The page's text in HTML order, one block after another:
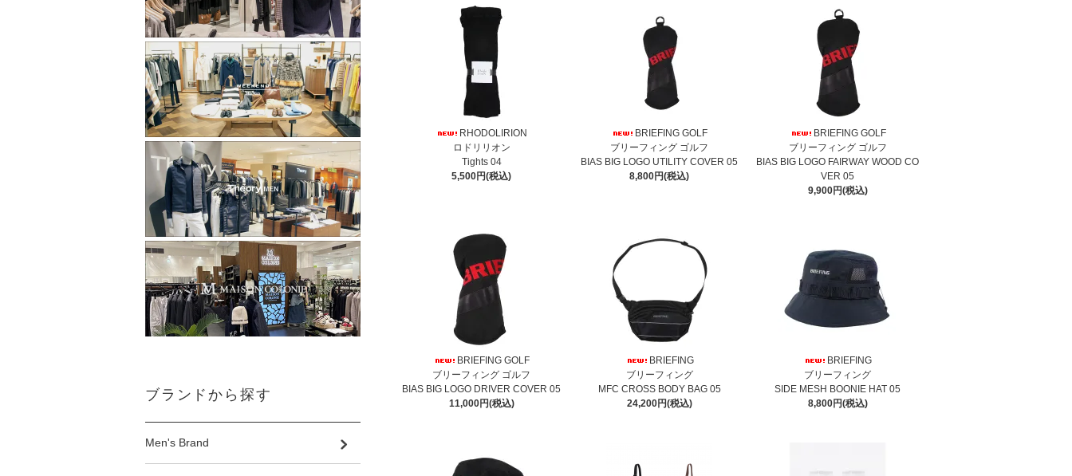
RHODOLIRION
ロドリリオン
Tights 04
5,500円(税込)
BRIEFING GOLF
ブリーフィング ゴルフ
BIAS BIG LOGO UTILITY COVER 05
8,800円(税込)
BRIEFING GOLF
ブリーフィング ゴルフ
BIAS BIG LOGO FAIRWAY WOOD CO
VER 05
9,900円(税込)
BRIEFING GOLF
ブリーフィング ゴルフ
BIAS BIG LOGO DRIVER COVER 05
11,000円(税込)
BRIEFING
ブリーフィング
MFC CROSS BODY BAG 05
24,200円(税込)
BRIEFING
ブリーフィング
SIDE MESH BOONIE HAT 05
8,800円(税込)
ブランドから探す
Men's Brand